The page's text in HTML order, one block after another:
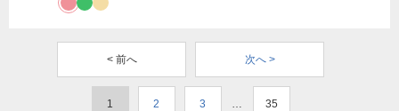
< 前へ 次へ >
1 2 3 … 35